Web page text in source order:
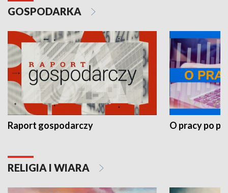
GOSPODARKA
Raport gospodarczy O pracy po
RELIGIA I WIARA